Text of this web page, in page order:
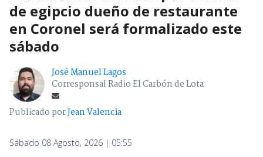
de egipcio dueño de restaurante
en Coronel será formalizado este
sábado
José Manuel Lagos
Corresponsal Radio El Carbón de Lota
Publicado porJean Valencia
Sábado 08 Agosto, 2026 | 05:55